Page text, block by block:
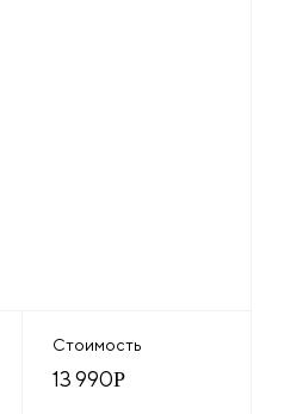
Стоимость
13 990Р